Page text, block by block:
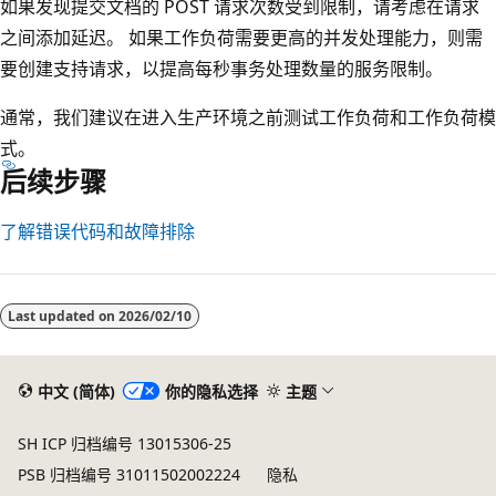
如果发现提交文档的 POST 请求次数受到限制，请考虑在请求
之间添加延迟。 如果工作负荷需要更高的并发处理能力，则需
要创建支持请求，以提高每秒事务处理数量的服务限制。
通常，我们建议在进入生产环境之前测试工作负荷和工作负荷模
式。
后续步骤
了解错误代码和故障排除
Last updated on 2026/02/10
中文 (简体) 你的隐私选择 主题
SH ICP 归档编号 13015306-25
PSB 归档编号 31011502002224
隐私